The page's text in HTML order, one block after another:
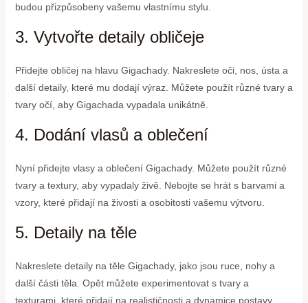
budou přizpůsobeny vašemu vlastnímu stylu.
3. Vytvořte detaily obličeje
Přidejte obličej na hlavu Gigachady. Nakreslete oči, nos, ústa a
další detaily, které mu dodají výraz. Můžete použít různé tvary a
tvary očí, aby Gigachada vypadala unikátně.
4. Dodání vlasů a oblečení
Nyní přidejte vlasy a oblečení Gigachady. Můžete použít různé
tvary a textury, aby vypadaly živě. Nebojte se hrát s barvami a
vzory, které přidají na živosti a osobitosti vašemu výtvoru.
5. Detaily na těle
Nakreslete detaily na těle Gigachady, jako jsou ruce, nohy a
další části těla. Opět můžete experimentovat s tvary a
texturami, které přidají na realističnosti a dynamice postavy.